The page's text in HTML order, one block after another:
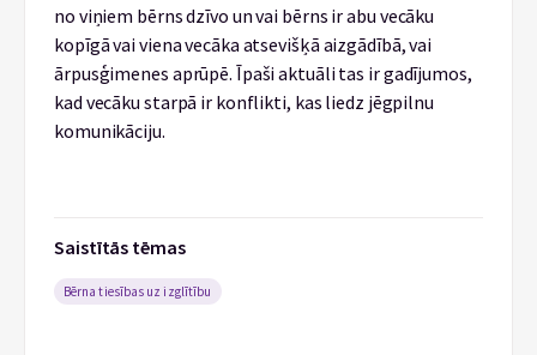
no viņiem bērns dzīvo un vai bērns ir abu vecāku
kopīgā vai viena vecāka atsevišķā aizgādībā, vai
ārpusģimenes aprūpē. Īpaši aktuāli tas ir gadījumos,
kad vecāku starpā ir konflikti, kas liedz jēgpilnu
komunikāciju.
Saistītās tēmas
Bērna tiesības uz izglītību